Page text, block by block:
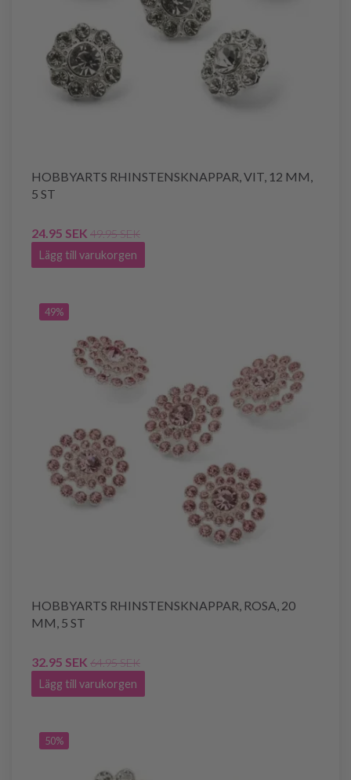
HOBBYARTS RHINSTENSKNAPPAR, VIT, 12 MM,
5 ST
24.95 SEK 49.95 SEK
Lägg till varukorgen
49%
HOBBYARTS RHINSTENSKNAPPAR, ROSA, 20
MM, 5 ST
32.95 SEK 64.95 SEK
Lägg till varukorgen
50%